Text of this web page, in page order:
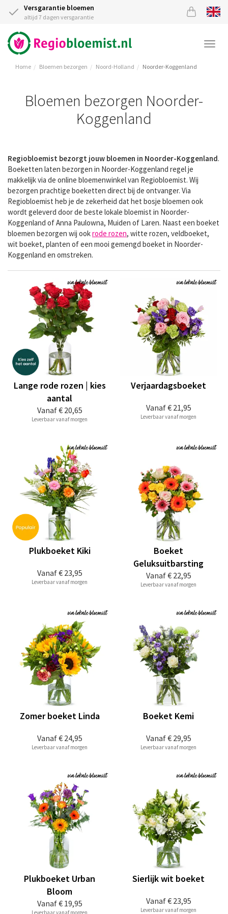
Versgarantie bloemen
altijd 7 dagen versgarantie
Home Bloemen bezorgen Noord-Holland Noorder-Koggenland
Bloemen bezorgen Noorder-
Koggenland
Regiobloemist bezorgt jouw bloemen in Noorder-Koggenland.
Boeketten laten bezorgen in Noorder-Koggenland regel je
makkelijk via de online bloemenwinkel van Regiobloemist. Wij
bezorgen prachtige boeketten direct bij de ontvanger. Via
Regiobloemist heb je de zekerheid dat het bosje bloemen ook
wordt geleverd door de beste lokale bloemist in Noorder-
Koggenland of Anna Paulowna, Muiden of Laren. Naast een boeket
bloemen bezorgen wij ookrode rozen, witte rozen, veldboeket,
wit boeket, planten of een mooi gemengd boeket in Noorder-
Koggenland en omstreken.
Vanaf€ 20,65
Lange rode rozen | kies
aantal
Leverbaar vanaf morgen
Vanaf€ 21,95
Verjaardagsboeket
Leverbaar vanaf morgen
Vanaf€ 23,95
Plukboeket Kiki
Leverbaar vanaf morgen
Vanaf€ 22,95
Boeket
Geluksuitbarsting
Leverbaar vanaf morgen
Vanaf€ 24,95
Zomer boeket Linda
Leverbaar vanaf morgen
Vanaf€ 29,95
Boeket Kemi
Leverbaar vanaf morgen
Vanaf€ 19,95
Plukboeket Urban
Bloom
Leverbaar vanaf morgen
Vanaf€ 23,95
Sierlijk wit boeket
Leverbaar vanaf morgen